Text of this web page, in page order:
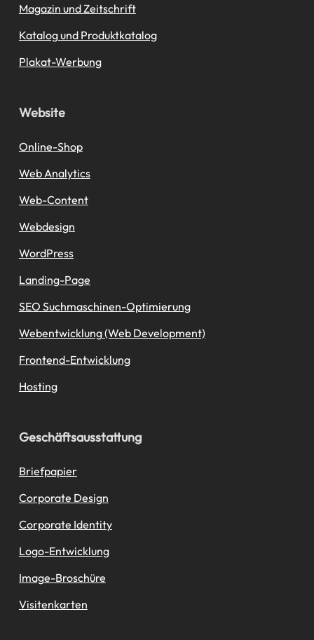
Magazin und Zeitschrift
Katalog und Produktkatalog
Plakat-Werbung
Website
Online-Shop
Web Analytics
Web-Content
Webdesign
WordPress
Landing-Page
SEO Suchmaschinen-Optimierung
Webentwicklung (Web Development)
Frontend-Entwicklung
Hosting
Geschäftsausstattung
Briefpapier
Corporate Design
Corporate Identity
Logo-Entwicklung
Image-Broschüre
Visitenkarten